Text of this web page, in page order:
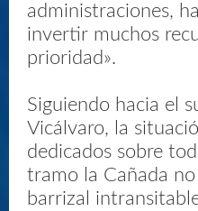
administraciones,
invertir muchos
prioridad».
Siguiendo hacia el
Vicálvaro, la
dedicados sobre
tramo la Cañada
barrizal